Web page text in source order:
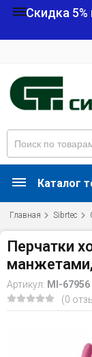
Скидка
Каталог
Главная Sibrtec
Перчатки
Артикул: MI-67956
(0